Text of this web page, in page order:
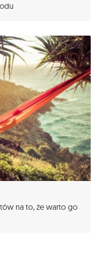
na to, że warto go